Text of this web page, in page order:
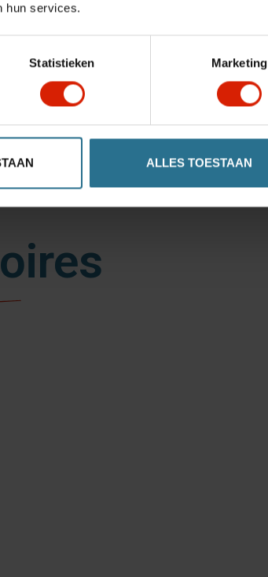
hun services.
Statistieken Marketing
ALLES TOESTAAN